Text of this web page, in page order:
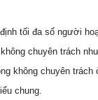
tối đa số người
chuyên trách
không chuyên
chung.